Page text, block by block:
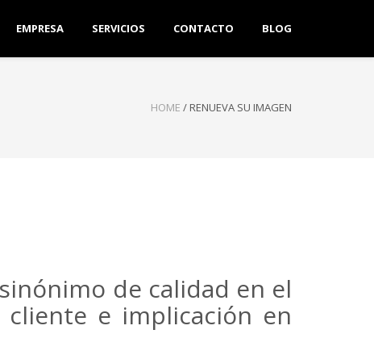
EMPRESA SERVICIOS CONTACTO BLOG
HOME / RENUEVA SU IMAGEN
de calidad en el
e implicación en